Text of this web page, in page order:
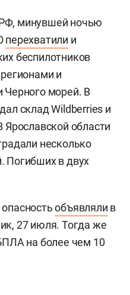
минувшей ночью
перехватили и
беспилотников
и
Черного морей. В
склад Wildberries и
Ярославской области
несколько
Погибших в двух
объявляли в
27 июля. Тогда же
на более чем 10